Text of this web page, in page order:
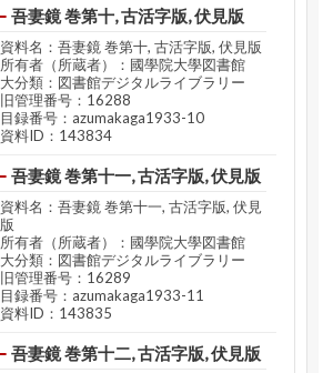
吾妻鏡 巻第十, 古活字版, 伏見版
資料名：吾妻鏡 巻第十, 古活字版, 伏見版
所有者（所蔵者）：國學院大學図書館
大分類：図書館デジタルライブラリー
旧管理番号：16288
目録番号：azumakaga1933-10
資料ID：143834
吾妻鏡 巻第十一, 古活字版, 伏見版
資料名：吾妻鏡 巻第十一, 古活字版, 伏見
版
所有者（所蔵者）：國學院大學図書館
大分類：図書館デジタルライブラリー
旧管理番号：16289
目録番号：azumakaga1933-11
資料ID：143835
吾妻鏡 巻第十二, 古活字版, 伏見版